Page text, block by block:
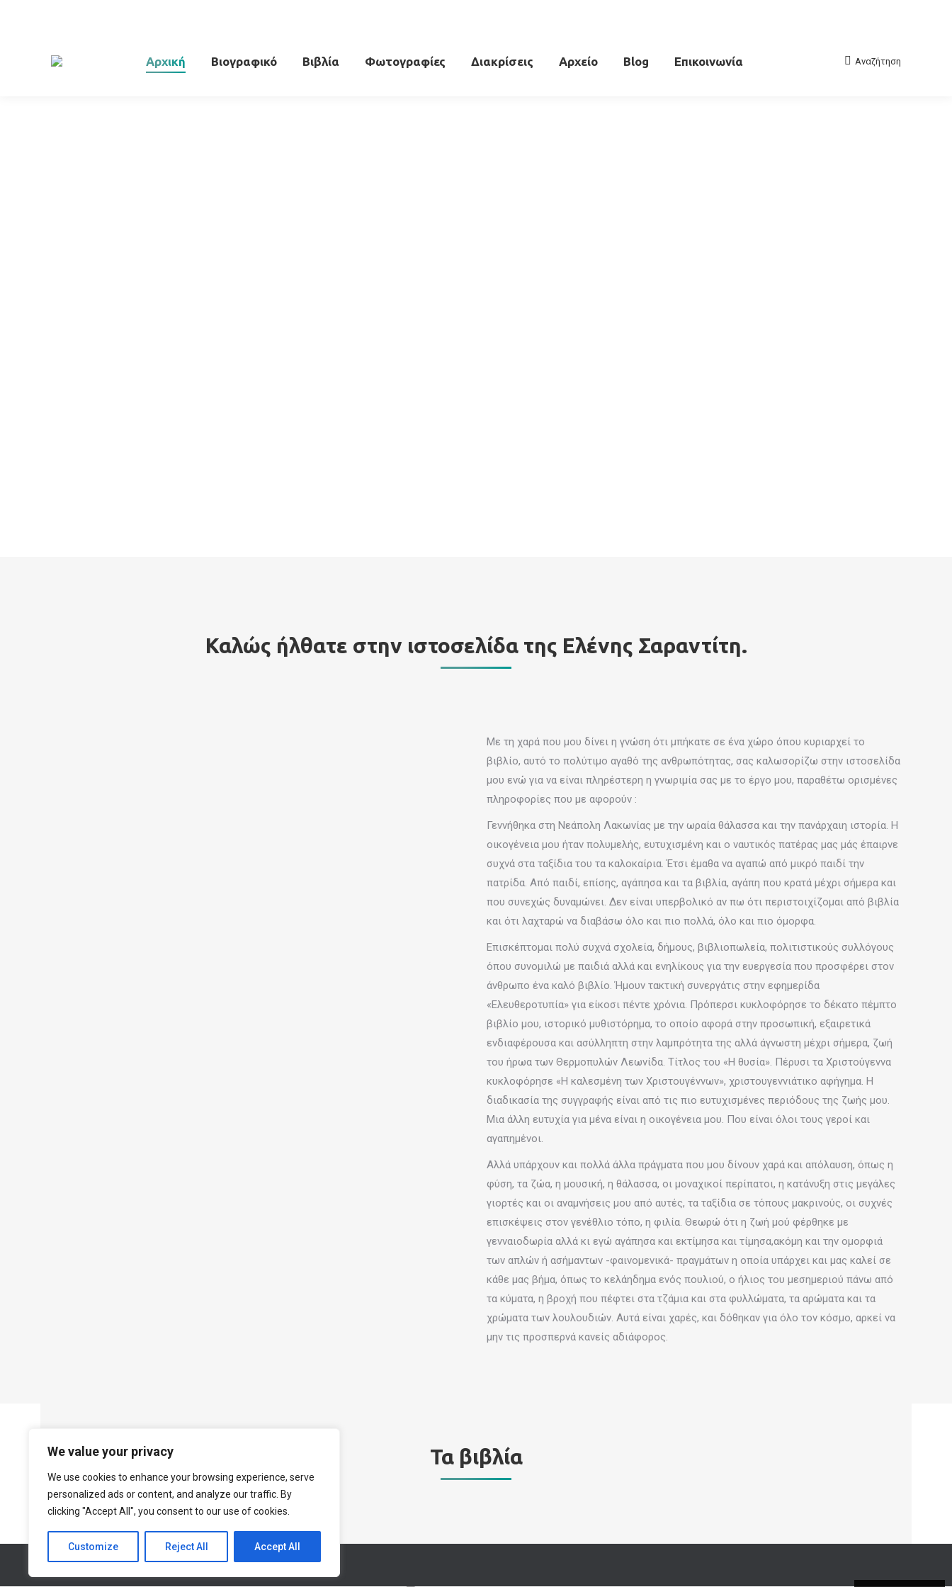
We value your privacy
We use cookies to enhance your browsing experience, serve
personalized ads or content, and analyze our traffic. By
clicking "Accept All", you consent to our use of cookies.
Customize Reject All Accept All
Αρχική Βιογραφικό Βιβλία Φωτογραφίες Διακρίσεις Αρχείο Blog Επικοινωνία Search:
Αναζήτηση
Καλώς ήλθατε στην ιστοσελίδα της Ελένης Σαραντίτη.
Με τη χαρά που μου δίνει η γνώση ότι μπήκατε σε ένα χώρο όπου κυριαρχεί το
βιβλίο, αυτό το πολύτιμο αγαθό της ανθρωπότητας, σας καλωσορίζω στην ιστοσελίδα
μου ενώ για να είναι πληρέστερη η γνωριμία σας με το έργο μου, παραθέτω ορισμένες
πληροφορίες που με αφορούν :
Γεννήθηκα στη Νεάπολη Λακωνίας με την ωραία θάλασσα και την πανάρχαιη ιστορία. Η
οικογένεια μου ήταν πολυμελής, ευτυχισμένη και ο ναυτικός πατέρας μας μάς έπαιρνε
συχνά στα ταξίδια του τα καλοκαίρια. Έτσι έμαθα να αγαπώ από μικρό παιδί την
πατρίδα. Από παιδί, επίσης, αγάπησα και τα βιβλία, αγάπη που κρατά μέχρι σήμερα και
που συνεχώς δυναμώνει. Δεν είναι υπερβολικό αν πω ότι περιστοιχίζομαι από βιβλία
και ότι λαχταρώ να διαβάσω όλο και πιο πολλά, όλο και πιο όμορφα.
Επισκέπτομαι πολύ συχνά σχολεία, δήμους, βιβλιοπωλεία, πολιτιστικούς συλλόγους
όπου συνομιλώ με παιδιά αλλά και ενηλίκους για την ευεργεσία που προσφέρει στον
άνθρωπο ένα καλό βιβλίο. Ήμουν τακτική συνεργάτις στην εφημερίδα
«Ελευθεροτυπία» για είκοσι πέντε χρόνια. Πρόπερσι κυκλοφόρησε το δέκατο πέμπτο
βιβλίο μου, ιστορικό μυθιστόρημα, το οποίο αφορά στην προσωπική, εξαιρετικά
ενδιαφέρουσα και ασύλληπτη στην λαμπρότητα της αλλά άγνωστη μέχρι σήμερα, ζωή
του ήρωα των Θερμοπυλών Λεωνίδα. Τίτλος του «Η θυσία». Πέρυσι τα Χριστούγεννα
κυκλοφόρησε «Η καλεσμένη των Χριστουγέννων», χριστουγεννιάτικο αφήγημα. Η
διαδικασία της συγγραφής είναι από τις πιο ευτυχισμένες περιόδους της ζωής μου.
Μια άλλη ευτυχία για μένα είναι η οικογένεια μου. Που είναι όλοι τους γεροί και
αγαπημένοι.
Αλλά υπάρχουν και πολλά άλλα πράγματα που μου δίνουν χαρά και απόλαυση, όπως η
φύση, τα ζώα, η μουσική, η θάλασσα, οι μοναχικοί περίπατοι, η κατάνυξη στις μεγάλες
γιορτές και οι αναμνήσεις μου από αυτές, τα ταξίδια σε τόπους μακρινούς, οι συχνές
επισκέψεις στον γενέθλιο τόπο, η φιλία. Θεωρώ ότι η ζωή μού φέρθηκε με
γενναιοδωρία αλλά κι εγώ αγάπησα και εκτίμησα και τίμησα,ακόμη και την ομορφιά
των απλών ή ασήμαντων -φαινομενικά- πραγμάτων η οποία υπάρχει και μας καλεί σε
κάθε μας βήμα, όπως το κελάηδημα ενός πουλιού, ο ήλιος του μεσημεριού πάνω από
τα κύματα, η βροχή που πέφτει στα τζάμια και στα φυλλώματα, τα αρώματα και τα
χρώματα των λουλουδιών. Αυτά είναι χαρές, και δόθηκαν για όλο τον κόσμο, αρκεί να
μην τις προσπερνά κανείς αδιάφορος.
Τα βιβλία
© All rights reserved 2026 Designed & Developed byArtsPR